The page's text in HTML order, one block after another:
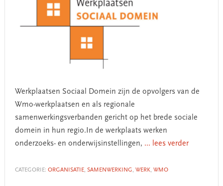
Werkplaatsen Sociaal Domein zijn de opvolgers van de
Wmo-werkplaatsen en als regionale
samenwerkingsverbanden gericht op het brede sociale
domein in hun regio.In de werkplaats werken
onderzoeks- en onderwijsinstellingen, ... lees verder
CATEGORIE: ORGANISATIE, SAMENWERKING, WERK, WMO